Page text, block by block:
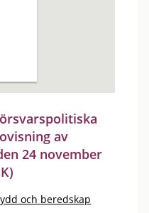
av
24 november
och beredskap